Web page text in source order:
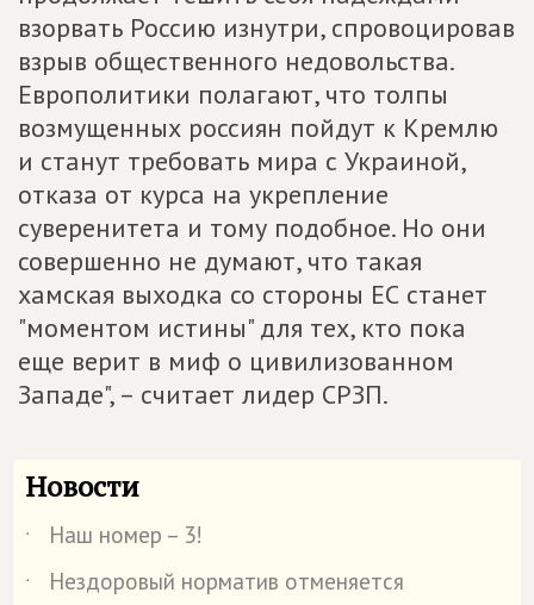
взорвать Россию изнутри, спровоцировав
взрыв общественного недовольства.
Европолитики полагают, что толпы
возмущенных россиян пойдут к Кремлю
и станут требовать мира с Украиной,
отказа от курса на укрепление
суверенитета и тому подобное. Но они
совершенно не думают, что такая
хамская выходка со стороны ЕС станет
"моментом истины" для тех, кто пока
еще верит в миф о цивилизованном
Западе", – считает лидер СРЗП.
Новости
˙
Наш номер – 3!
˙
Нездоровый норматив отменяется